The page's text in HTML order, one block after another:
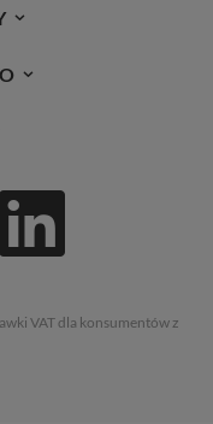
VAT dla konsumentów z